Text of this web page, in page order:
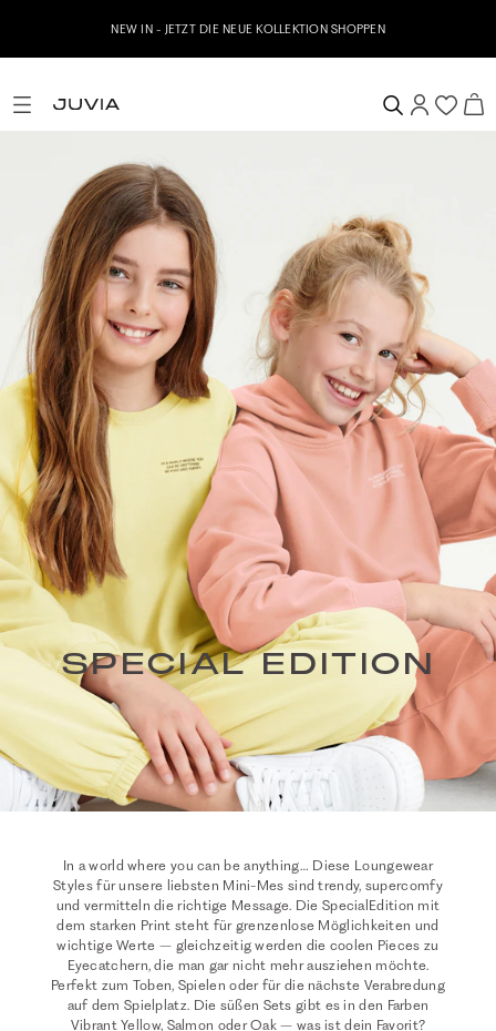
NEW IN - JETZT DIE NEUE KOLLEKTION SHOPPEN
SPECIAL EDITION
In a world where you can be anything… Diese Loungewear
Styles für unsere liebsten Mini-Mes sind trendy, supercomfy
und vermitteln die richtige Message. Die SpecialEdition mit
dem starken Print steht für grenzenlose Möglichkeiten und
wichtige Werte – gleichzeitig werden die coolen Pieces zu
Eyecatchern, die man gar nicht mehr ausziehen möchte.
Perfekt zum Toben, Spielen oder für die nächste Verabredung
auf dem Spielplatz. Die süßen Sets gibt es in den Farben
Vibrant Yellow, Salmon oder Oak – was ist dein Favorit?